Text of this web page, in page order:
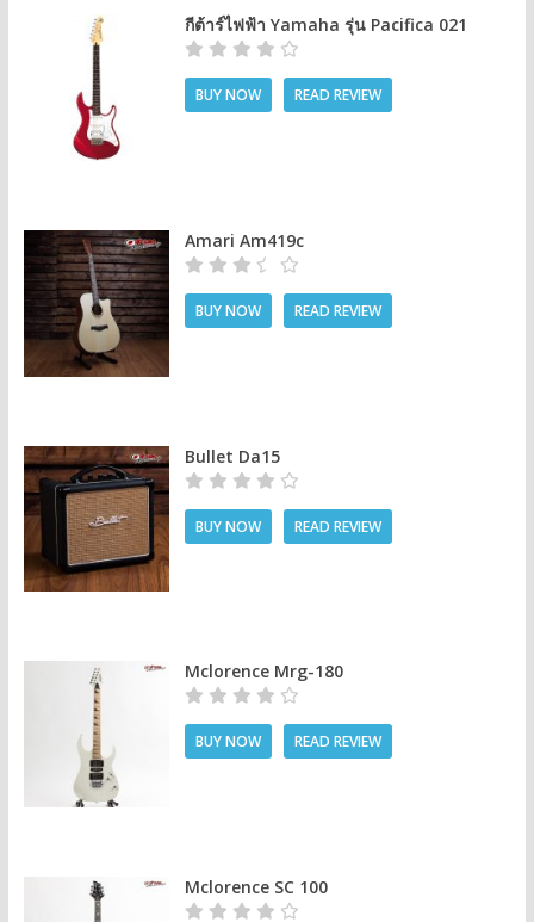
กีต้าร์ไฟฟ้า Yamaha รุ่น Pacifica 021
BUY NOW READ REVIEW
Amari Am419c
BUY NOW READ REVIEW
Bullet Da15
BUY NOW READ REVIEW
Mclorence Mrg-180
BUY NOW READ REVIEW
Mclorence SC 100